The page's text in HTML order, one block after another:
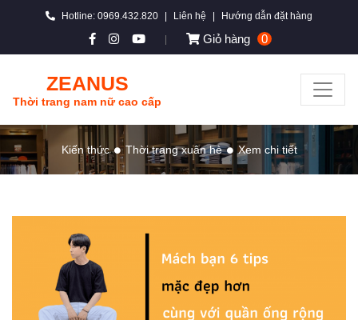
Hotline: 0969.432.820 Liên hệ Hướng dẫn đặt hàng
Giỏ hàng 0
ZEANUS
Thời trang nam nữ cao cấp
Kiến thức Thời trang xuân hè Xem chi tiết